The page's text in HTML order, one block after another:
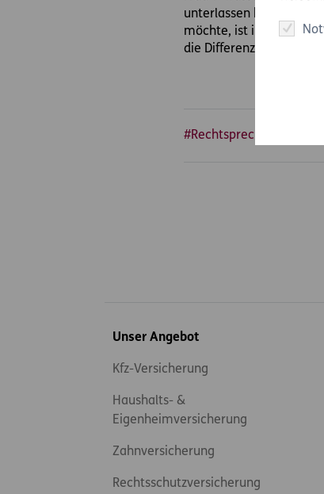
unterlassen hat, die U-
möchte, ist ihr nicht als
die Differenz an Frau T.
#Rechtsprechung
Inhaltsübersicht
Unser Angebot
Kfz-Versicherung
Haushalts- &
Eigenheimversicherung
Zahnversicherung
Rechtsschutzversicherung